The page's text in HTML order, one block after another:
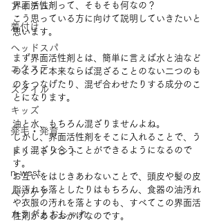
アイテム
着付け
ヘッドスパ
エクステ
スタイル
キッズ
発毛・発育
トリートメント
n-west
ヘアケア
カラダとおしゃれ
界面活性剤って、そもそも何なの？
こう思っている方に向けて説明していきたいと
思います。
まず界面活性剤とは、簡単に言えば水と油など
のように本来ならば混ざることのない二つのも
のをつなげたり、混ぜ合わせたりする成分のこ
とになります。
油と水、もちろん混ざりませんよね。
しかし、界面活性剤をそこに入れることで、う
まく混ざり合うことができるようになるので
す。
お互いをはじきあわないことで、頭皮や髪の皮
脂汚れを落としたりはもちろん、食器の油汚れ
や衣服の汚れを落とすのも、すべてこの界面活
性剤があるおかげなのです。